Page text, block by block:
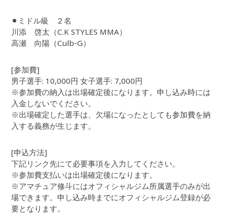
⚫︎ミドル級 ２名
川添 啓太（C.K STYLES MMA）
高瀬 向陽（Culb-G）
[参加費]
男子選手: 10,000円 女子選手: 7,000円
※参加費の納入は出場確定後になります。申し込み時には
入金しないでください。
※出場確定した選手は、欠場になったとしても参加費を納
入する義務が生じます。
[申込方法]
下記リンク先にて必要事項を入力してください。
※参加費支払いは出場確定後になります。
※アマチュア修斗にはオフィシャルジム所属選手のみが出
場できます。申し込み時までにオフィシャルジム登録が必
要となります。